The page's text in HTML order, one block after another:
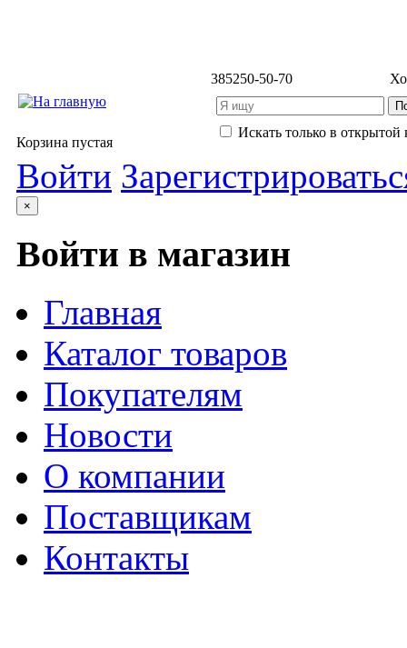
385250-50-70
Искать только в открытой
Корзина пустая
Войти
×
Войти в магазин
Главная
Каталог товаров
Покупателям
Новости
О компании
Поставщикам
Контакты